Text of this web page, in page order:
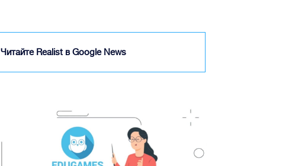
Читайте Realist в Google News